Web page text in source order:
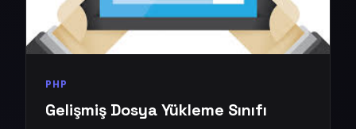
PHP
Gelişmiş Dosya Yükleme Sınıfı